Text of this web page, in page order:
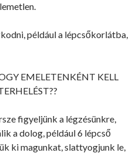
például a lépcsőkorlátba,
EMELETENKÉNT KELL
figyeljünk a légzésünkre,
a dolog, például 6 lépcső
ki magunkat, slattyogjunk le,